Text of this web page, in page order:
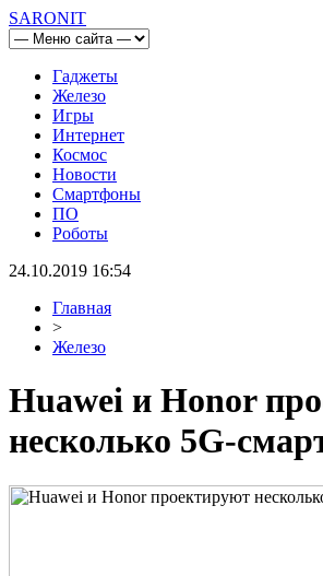
SARONIT
Гаджеты
Железо
Игры
Интернет
Космос
Новости
Смартфоны
ПО
Роботы
24.10.2019 16:54
Главная
>
Железо
Huawei и Honor
несколько 5G-